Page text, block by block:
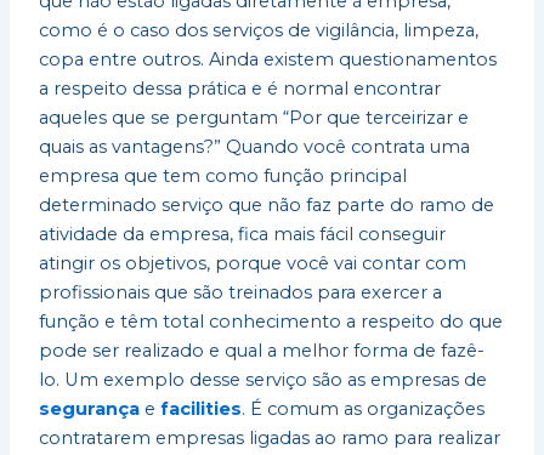
como é o caso dos serviços de vigilância, limpeza,
copa entre outros. Ainda existem questionamentos
a respeito dessa prática e é normal encontrar
aqueles que se perguntam “Por que terceirizar e
quais as vantagens?” Quando você contrata uma
empresa que tem como função principal
determinado serviço que não faz parte do ramo de
atividade da empresa, fica mais fácil conseguir
atingir os objetivos, porque você vai contar com
profissionais que são treinados para exercer a
função e têm total conhecimento a respeito do que
pode ser realizado e qual a melhor forma de fazê-
lo. Um exemplo desse serviço são as empresas de
segurança efacilities. É comum as organizações
contratarem empresas ligadas ao ramo para realizar